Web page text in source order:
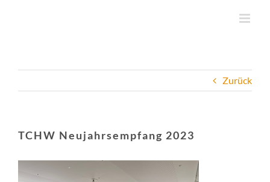
Zurück
TCHW Neujahrsempfang 2023